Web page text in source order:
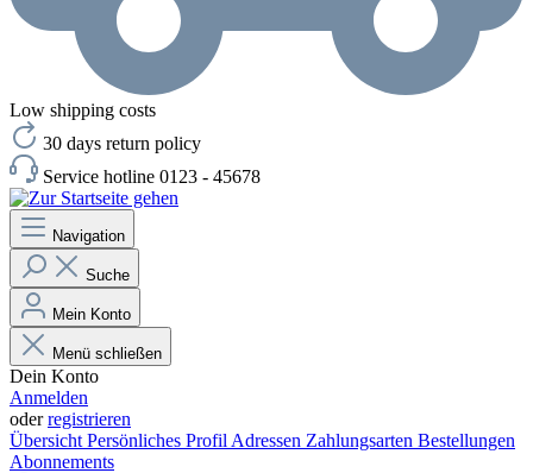
Low shipping costs
30 days return policy
Service hotline 0123 - 45678
Navigation
Suche
Mein Konto
Menü schließen
Dein Konto
Anmelden
oderregistrieren
Übersicht Persönliches Profil Adressen Zahlungsarten Bestellungen
Abonnements